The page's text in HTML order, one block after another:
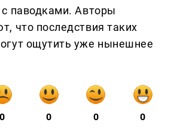
с паводками. Авторы
что последствия таких
ощутить уже нынешнее
0 0 0 0